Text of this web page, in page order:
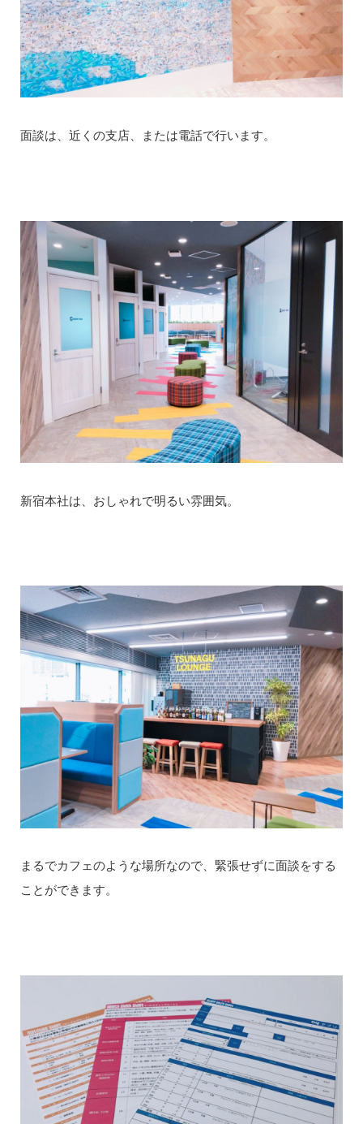
面談は、近くの支店、または電話で行います。
新宿本社は、おしゃれで明るい雰囲気。
まるでカフェのような場所なので、緊張せずに面談をする
ことができます。